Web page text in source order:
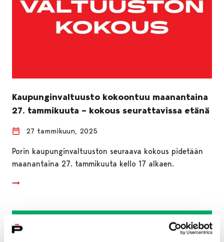
Kaupunginvaltuusto kokoontuu maanantaina
27. tammikuuta – kokous seurattavissa etänä
27 tammikuun, 2025
Porin kaupunginvaltuuston seuraava kokous pidetään
maanantaina 27. tammikuuta kello 17 alkaen.